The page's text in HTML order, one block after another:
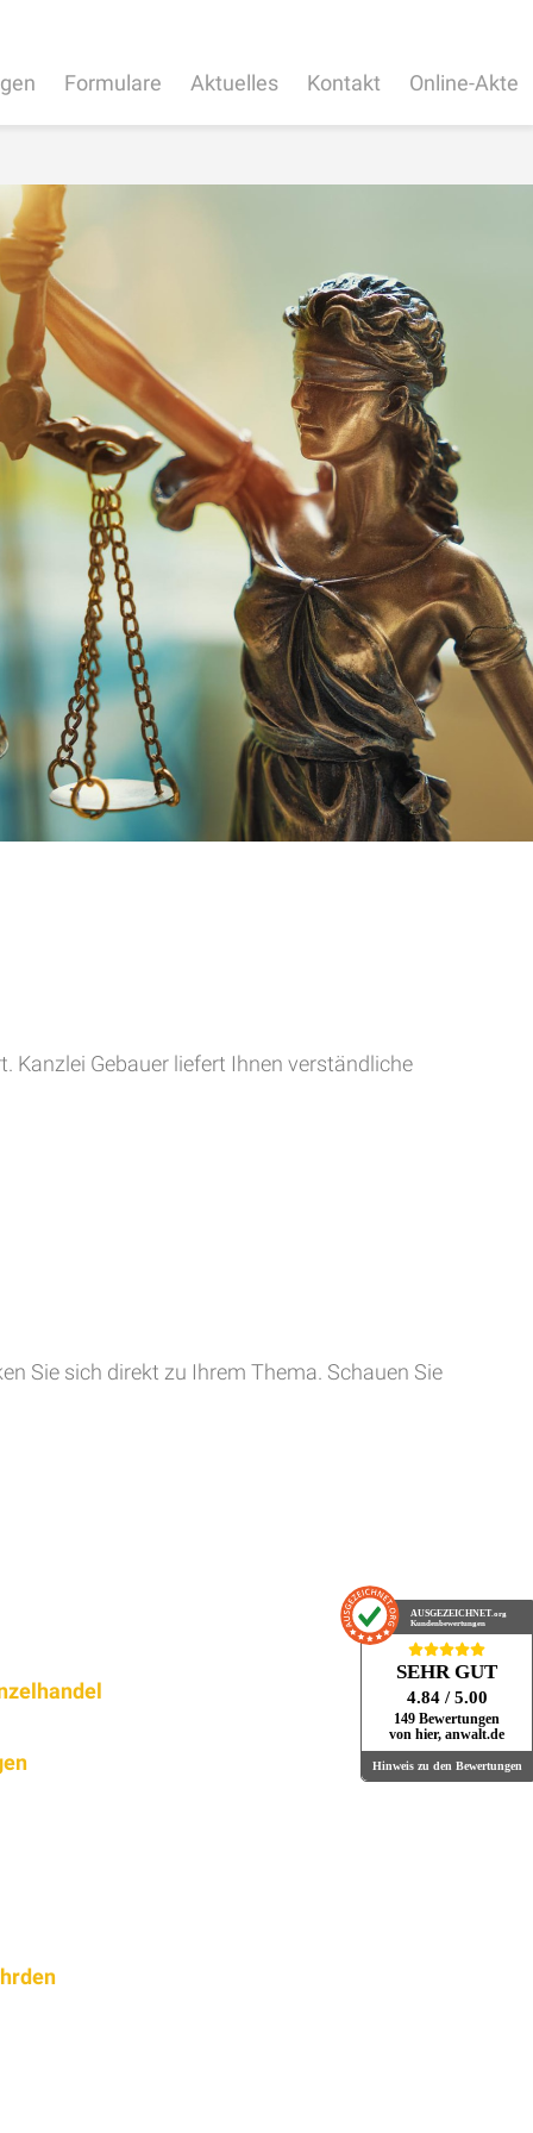
Formulare Aktuelles Kontakt Online-Akte
Kanzlei Gebauer liefert Ihnen verständliche
Sie sich direkt zu Ihrem Thema. Schauen Sie
AUSGEZEICHNET .org
Kundenbewertungen
SEHR GUT
4.84 / 5.00
149 Bewertungen
von hier, anwalt.de
Hinweis zu den Bewertungen